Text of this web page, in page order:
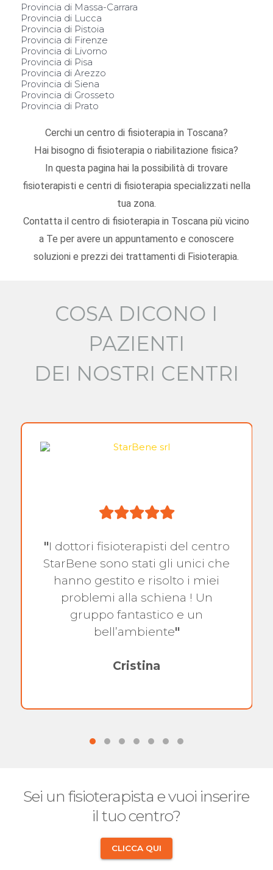
Provincia di Massa-Carrara
Provincia di Lucca
Provincia di Pistoia
Provincia di Firenze
Provincia di Livorno
Provincia di Pisa
Provincia di Arezzo
Provincia di Siena
Provincia di Grosseto
Provincia di Prato
Cerchi un centro di fisioterapia in Toscana?
Hai bisogno di fisioterapia o riabilitazione fisica?
In questa pagina hai la possibilità di trovare
fisioterapisti e centri di fisioterapia specializzati nella
tua zona.
Contatta il centro di fisioterapia in Toscana più vicino
a Te per avere un appuntamento e conoscere
soluzioni e prezzi dei trattamenti di Fisioterapia.
COSA DICONO I
PAZIENTI
DEI NOSTRI CENTRI
"I dottori fisioterapisti del centro
StarBene sono stati gli unici che
hanno gestito e risolto i miei
problemi alla schiena ! Un
gruppo fantastico e un
bell’ambiente"
Cristina
Sei un fisioterapista e vuoi inserire
il tuo centro?
CLICCA QUI